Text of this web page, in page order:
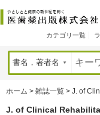
カテゴリ一覧
ホーム > 雑誌一覧 > J. of
J. of Clinical